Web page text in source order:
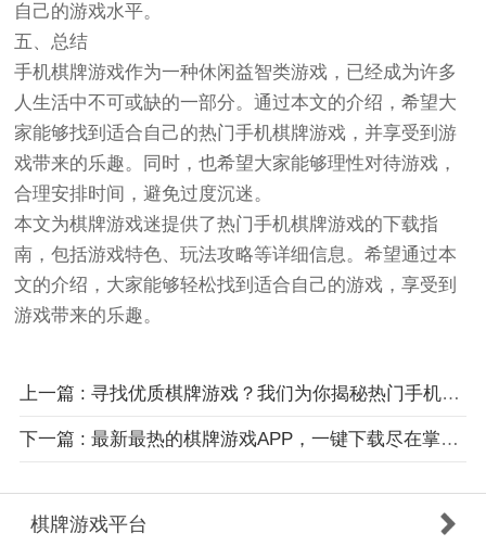
自己的游戏水平。
五、总结
手机棋牌游戏作为一种休闲益智类游戏，已经成为许多
人生活中不可或缺的一部分。通过本文的介绍，希望大
家能够找到适合自己的热门手机棋牌游戏，并享受到游
戏带来的乐趣。同时，也希望大家能够理性对待游戏，
合理安排时间，避免过度沉迷。
本文为棋牌游戏迷提供了热门手机棋牌游戏的下载指
南，包括游戏特色、玩法攻略等详细信息。希望通过本
文的介绍，大家能够轻松找到适合自己的游戏，享受到
游戏带来的乐趣。
上一篇 : 寻找优质棋牌游戏？我们为你揭秘热门手机棋牌游戏下载平台！
下一篇 : 最新最热的棋牌游戏APP，一键下载尽在掌握！
棋牌游戏平台